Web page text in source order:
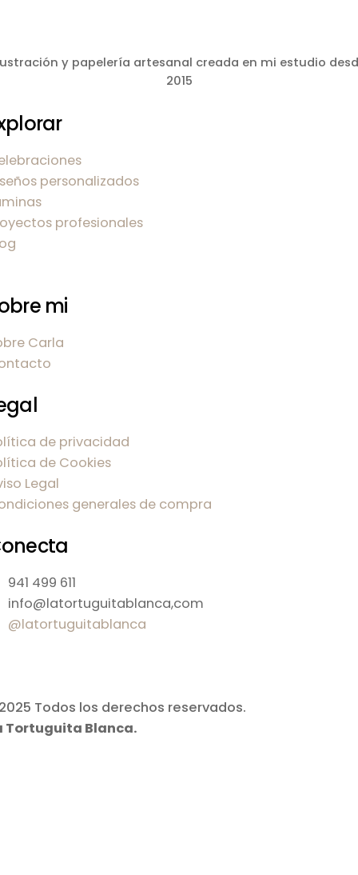
y papelería artesanal creada en mi estudio
2015
personalizados
profesionales
mi
Carla
de privacidad
de Cookies
Legal
generales de compra
941 499 611
info@latortuguitablanca,com
@latortuguitablanca
Todos los derechos reservados.
Tortuguita Blanca.